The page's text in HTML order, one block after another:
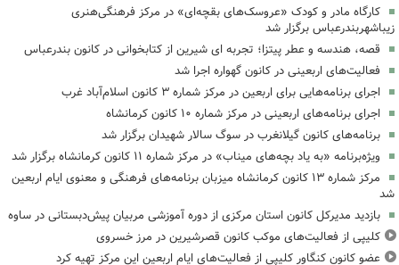
کارگاه مادر و کودک «عروسک‌های بقچه‌ای» در مرکز فرهنگی‌هنری
زیباشهربندرعباس برگزار شد
قصه، هندسه و عطر پیتزا؛ تجربه ای شیرین از کتابخوانی در کانون بندرعباس
فعالیت‌های اربعینی در کانون گهواره اجرا شد
اجرای برنامه‌هایی برای اربعین در مرکز شماره ۳ کانون اسلام‌آباد غرب
اجرای برنامه‌های اربعینی در مرکز شماره ۱۰ کانون کرمانشاه
برنامه‌های کانون گیلانغرب در سوگ سالار شهیدان برگزار شد
ویژه‌برنامه «به یاد بچه‌های میناب» در مرکز شماره ۱۱ کانون کرمانشاه برگزار شد
مرکز شماره ۱۳ کانون کرمانشاه میزبان برنامه‌های فرهنگی و معنوی ایام اربعین
شد
بازدید مدیرکل کانون استان مرکزی از دوره آموزشی مربیان پیش‌دبستانی در ساوه
کلیپی از فعالیت‌های موکب کانون قصرشیرین در مرز خسروی
عضو کانون کنگاور کلیپی از فعالیت‌های ایام اربعین این مرکز تهیه کرد